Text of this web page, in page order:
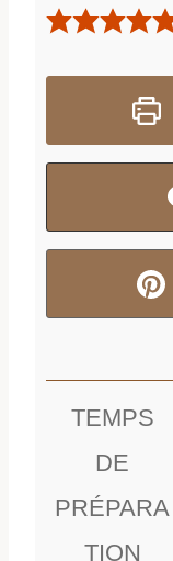
TEMPS
DE
PRÉPARA
TION